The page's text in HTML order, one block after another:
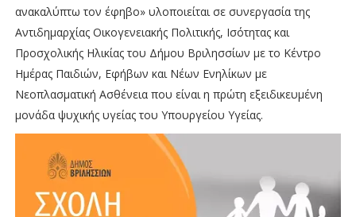
ανακαλύπτω τον έφηβο» υλοποιείται σε συνεργασία της
Αντιδημαρχίας Οικογενειακής Πολιτικής, Ισότητας και
Προσχολικής Ηλικίας του Δήμου Βριλησσίων με το Κέντρο
Ημέρας Παιδιών, Εφήβων και Νέων Ενηλίκων με
Νεοπλασματική Ασθένεια που είναι η πρώτη εξειδικευμένη
μονάδα ψυχικής υγείας του Υπουργείου Υγείας.